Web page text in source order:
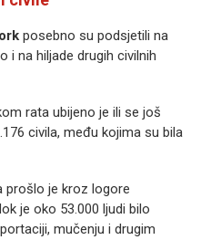
posebno su podsjetili na
i na hiljade drugih civilnih
rata ubijeno je ili se još
civila, među kojima su bila
prošlo je kroz logore
je oko 53.000 ljudi bilo
mučenju i drugim